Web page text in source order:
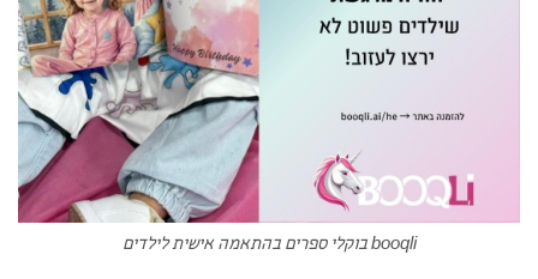
booqli בוקלי ספרים בהתאמה אישית לילדים